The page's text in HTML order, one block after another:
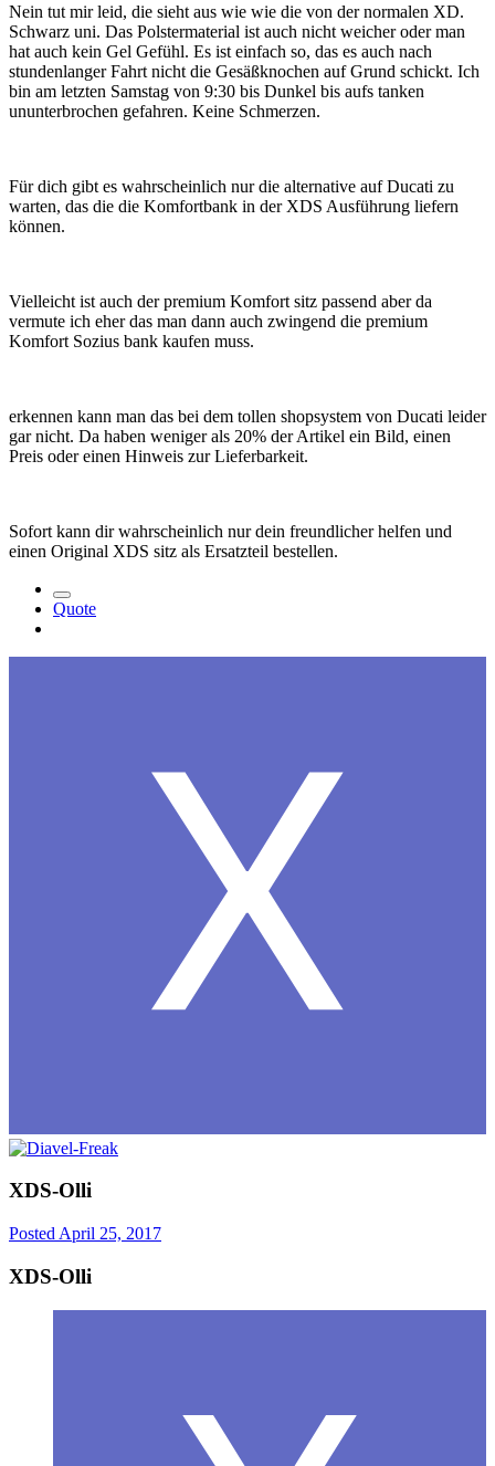
Nein tut mir leid, die sieht aus wie wie die von der normalen XD.
Schwarz uni. Das Polstermaterial ist auch nicht weicher oder man
hat auch kein Gel Gefühl. Es ist einfach so, das es auch nach
stundenlanger Fahrt nicht die Gesäßknochen auf Grund schickt. Ich
bin am letzten Samstag von 9:30 bis Dunkel bis aufs tanken
ununterbrochen gefahren. Keine Schmerzen.
Für dich gibt es wahrscheinlich nur die alternative auf Ducati zu
warten, das die die Komfortbank in der XDS Ausführung liefern
können.
Vielleicht ist auch der premium Komfort sitz passend aber da
vermute ich eher das man dann auch zwingend die premium
Komfort Sozius bank kaufen muss.
erkennen kann man das bei dem tollen shopsystem von Ducati leider
gar nicht. Da haben weniger als 20% der Artikel ein Bild, einen
Preis oder einen Hinweis zur Lieferbarkeit.
Sofort kann dir wahrscheinlich nur dein freundlicher helfen und
einen Original XDS sitz als Ersatzteil bestellen.
Quote
XDS-Olli
Posted April 25, 2017
XDS-Olli